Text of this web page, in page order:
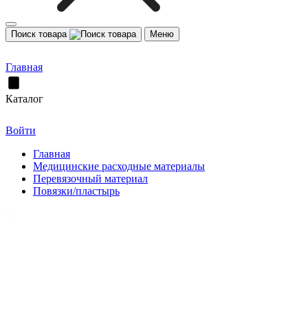
Поиск товара Меню
Главная
Каталог
Войти
Главная
Медицинские расходные материалы
Перевязочный материал
Повязки/пластырь